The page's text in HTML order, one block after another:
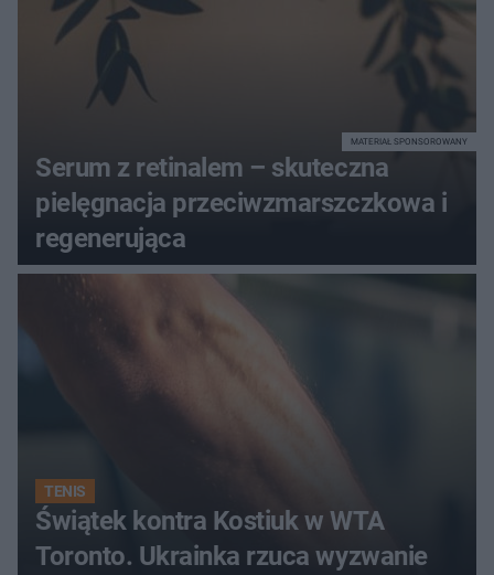
Serum z retinalem – skuteczna
pielęgnacja przeciwzmarszczkowa i
regenerująca
MATERIAŁ SPONSOROWANY
TENIS
Świątek kontra Kostiuk w WTA
Toronto. Ukrainka rzuca wyzwanie